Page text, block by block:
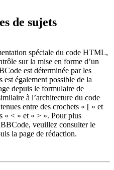
de sujets
spéciale du code HTML,
sur la mise en forme d’un
est déterminée par les
également possible de la
depuis le formulaire de
à l’architecture du code
entre des crochets « [ » et
« < » et « > ». Pour plus
veuillez consulter le
la page de rédaction.